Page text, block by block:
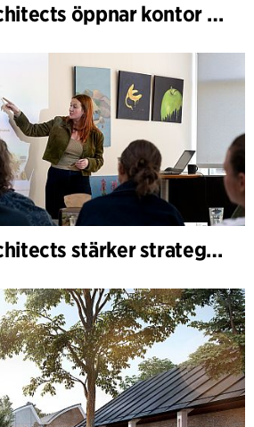
C.F. Møller Architects öppnar kontor i Göteborg
C.F. Møller Architects stärker strategisk rådgivning i tidiga skeden